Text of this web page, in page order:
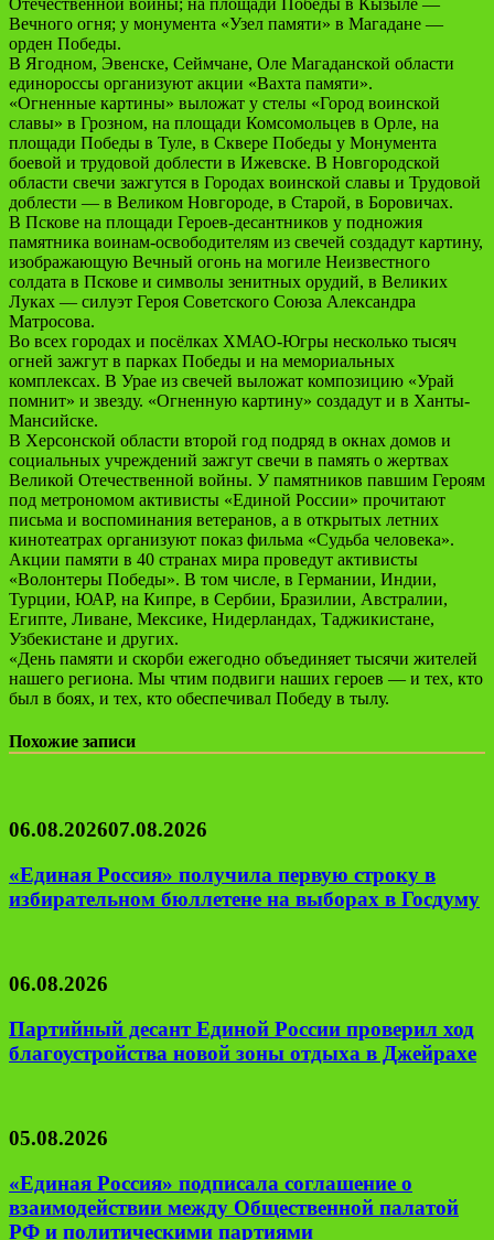
Вечного огня; у монумента «Узел памяти» в Магадане —
орден Победы.
В Ягодном, Эвенске, Сеймчане, Оле Магаданской области
единороссы организуют акции «Вахта памяти».
«Огненные картины» выложат у стелы «Город воинской
славы» в Грозном, на площади Комсомольцев в Орле, на
площади Победы в Туле, в Сквере Победы у Монумента
боевой и трудовой доблести в Ижевске. В Новгородской
области свечи зажгутся в Городах воинской славы и Трудовой
доблести — в Великом Новгороде, в Старой, в Боровичах.
В Пскове на площади Героев-десантников у подножия
памятника воинам-освободителям из свечей создадут картину,
изображающую Вечный огонь на могиле Неизвестного
солдата в Пскове и символы зенитных орудий, в Великих
Луках — силуэт Героя Советского Союза Александра
Матросова.
Во всех городах и посёлках ХМАО-Югры несколько тысяч
огней зажгут в парках Победы и на мемориальных
комплексах. В Урае из свечей выложат композицию «Урай
помнит» и звезду. «Огненную картину» создадут и в Ханты-
Мансийске.
В Херсонской области второй год подряд в окнах домов и
социальных учреждений зажгут свечи в память о жертвах
Великой Отечественной войны. У памятников павшим Героям
под метрономом активисты «Единой России» прочитают
письма и воспоминания ветеранов, а в открытых летних
кинотеатрах организуют показ фильма «Судьба человека».
Акции памяти в 40 странах мира проведут активисты
«Волонтеры Победы». В том числе, в Германии, Индии,
Турции, ЮАР, на Кипре, в Сербии, Бразилии, Австралии,
Египте, Ливане, Мексике, Нидерландах, Таджикистане,
Узбекистане и других.
«День памяти и скорби ежегодно объединяет тысячи жителей
нашего региона. Мы чтим подвиги наших героев — и тех, кто
был в боях, и тех, кто обеспечивал Победу в тылу.
Похожие записи
06.08.202607.08.2026
«Единая Россия» получила первую строку в
избирательном бюллетене на выборах в Госдуму
06.08.2026
Партийный десант Единой России проверил ход
благоустройства новой зоны отдыха в Джейрахе
05.08.2026
«Единая Россия» подписала соглашение о
взаимодействии между Общественной палатой
РФ и политическими партиями